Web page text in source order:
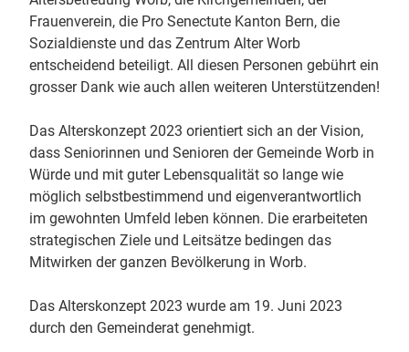
Frauenverein, die Pro Senectute Kanton Bern, die
Sozialdienste und das Zentrum Alter Worb
entscheidend beteiligt. All diesen Personen gebührt ein
grosser Dank wie auch allen weiteren Unterstützenden!
Das Alterskonzept 2023 orientiert sich an der Vision,
dass Seniorinnen und Senioren der Gemeinde Worb in
Würde und mit guter Lebensqualität so lange wie
möglich selbstbestimmend und eigenverantwortlich
im gewohnten Umfeld leben können. Die erarbeiteten
strategischen Ziele und Leitsätze bedingen das
Mitwirken der ganzen Bevölkerung in Worb.
Das Alterskonzept 2023 wurde am 19. Juni 2023
durch den Gemeinderat genehmigt.